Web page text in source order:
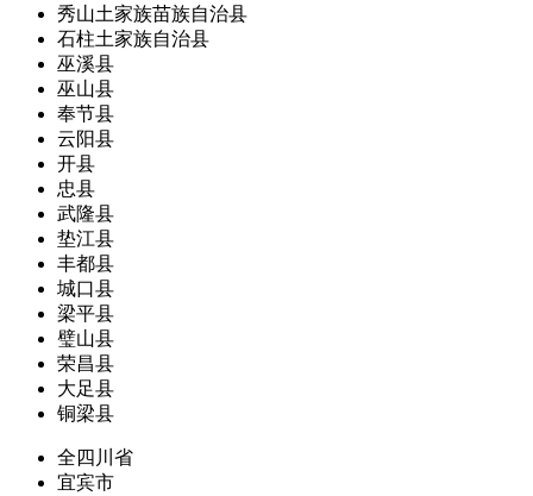
秀山土家族苗族自治县
石柱土家族自治县
巫溪县
巫山县
奉节县
云阳县
开县
忠县
武隆县
垫江县
丰都县
城口县
梁平县
璧山县
荣昌县
大足县
铜梁县
全四川省
宜宾市